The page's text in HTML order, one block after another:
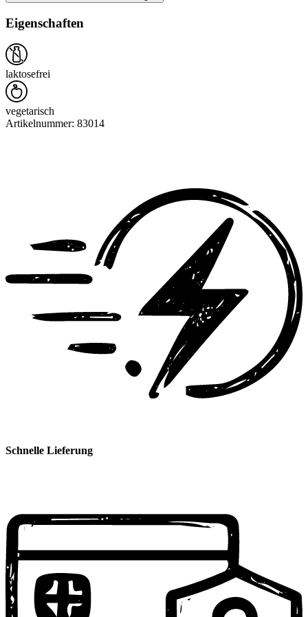
Eigenschaften
laktosefrei
vegetarisch
Artikelnummer: 83014
Schnelle Lieferung